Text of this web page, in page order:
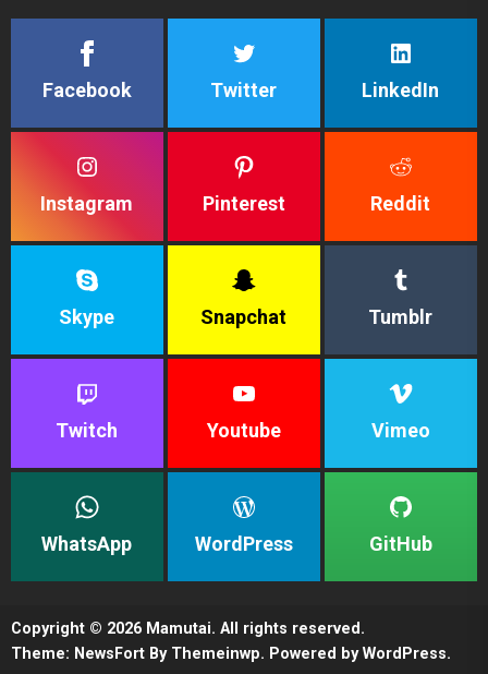
Facebook Twitter LinkedIn
Instagram Pinterest Reddit
Skype Snapchat Tumblr
Twitch Youtube Vimeo
WhatsApp WordPress GitHub
Copyright © 2026 Mamutai. All rights reserved.
Theme: NewsFort By Themeinwp. Powered byWordPress.